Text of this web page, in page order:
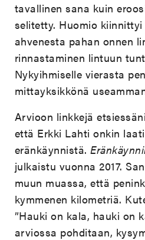
tavallinen sana kuin
selitetty. Huomio
ahvenesta pahan onnen
rinnastaminen lintuun
Nykyihmiselle vierasta
mittayksikkönä
Arvioon linkkejä
että Erkki Lahti onkin
eränkäynnistä.
julkaistu vuonna 2017.
muun muassa, että
kymmenen kilometriä.
”Hauki on kala, hauki on
arviossa pohditaan,